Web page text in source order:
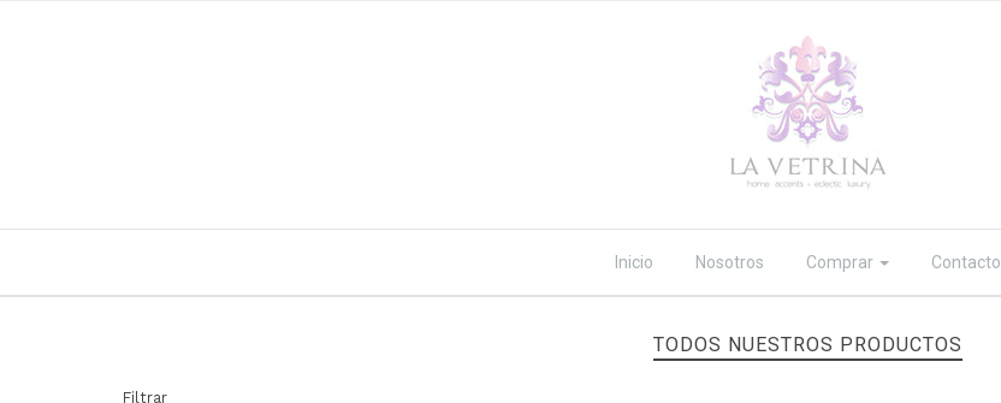
Inicio Nosotros Comprar Contacto
TODOS NUESTROS PRODUCTOS
Filtrar